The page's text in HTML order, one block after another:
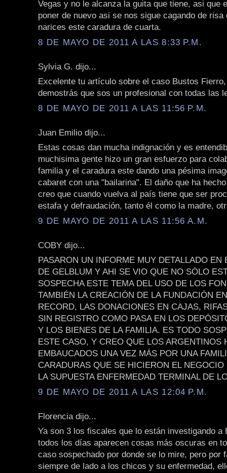
Vegas y no le alcanza la guita que tiene, asi que
poner de nuevo asi se nos sigue cagando de risa
narices este caradura de cuarta.
8 DE MAYO DE 2011 A LAS 8:33 P.M.
Sylvia G. dijo...
Excelente tu artículo sobre el caso Bustos
demostrás que sos un profesional con todas las
8 DE MAYO DE 2011 A LAS 11:56 P.M.
Juan Emilio dijo...
Estas cosas dan mucha indignación y es
muchisima gente hizo un gran esfuerzo para
familia y el caradura este dando una pésima
cabaret con una "bailarina". El daño que ha
creo que cuando vuelva al país tiene que ser
estafa y defraudación, tanto él como la madre,
9 DE MAYO DE 2011 A LAS 11:56 A.M.
COBY dijo...
PASARON UN INFORME MUY DETALLADO EN
DE GELBLUM Y AHI SE VIO QUE NO SÓLO
SOSPECHA ESTE TEMA DEL USO DE LOS
TAMBIÉN LA CREACIÓN DE LA FUNDACIÓN
RECORD, LAS DONACIONES EN CAJAS,
SIN REGISTRO COMO PASA EN LOS
Y LOS BIENES DE LA FAMILIA. ES TODO
ESTE CASO, Y CREO QUE LOS ARGENTINOS
EMBAUCADOS UNA VEZ MÁS POR UNA
CARADURAS QUE SE HICIERON EL NEGOCIO
LA SUPUESTA ENFERMEDAD TERMINAL DE
9 DE MAYO DE 2011 A LAS 12:04 P.M.
Florencia dijo...
Ya son 3 los fiscales que lo están investigando a
todos los días aparecen cosas más oscuras en
caso sospechado por donde se lo mire, pero por
siempre de lado a los chicos y su enfermedad,